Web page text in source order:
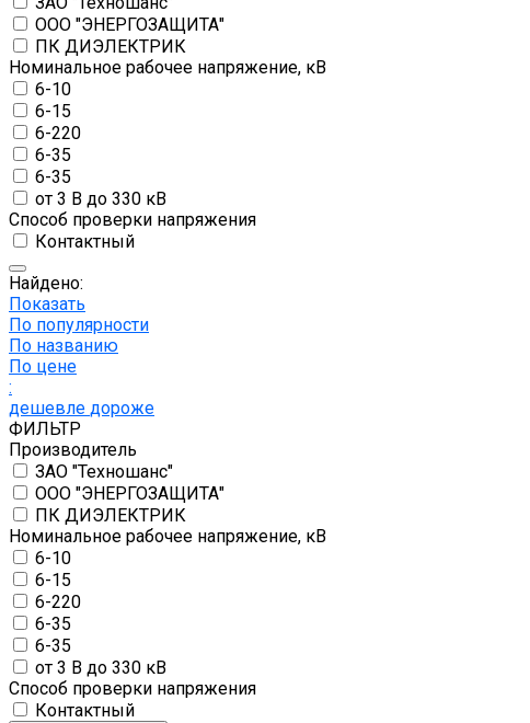
ООО "ЭНЕРГОЗАЩИТА"
ПК ДИЭЛЕКТРИК
Номинальное рабочее напряжение, кВ
6-10
6-15
6-220
6-35
6-35
от 3 В до 330 кВ
Способ проверки напряжения
Контактный
Найдено:
Показать
По популярности
По названию
По цене
:
дешевле дороже
ФИЛЬТР
Производитель
ЗАО "Техношанс"
ООО "ЭНЕРГОЗАЩИТА"
ПК ДИЭЛЕКТРИК
Номинальное рабочее напряжение, кВ
6-10
6-15
6-220
6-35
6-35
от 3 В до 330 кВ
Способ проверки напряжения
Контактный